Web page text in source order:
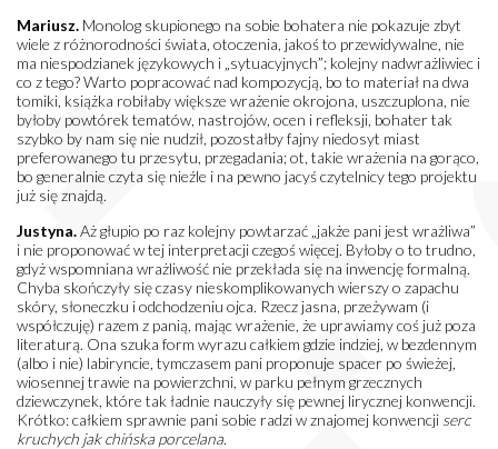
Mariusz. Monolog skupionego na sobie bohatera nie pokazuje zbyt
wiele z różnorodności świata, otoczenia, jakoś to przewidywalne, nie
ma niespodzianek językowych i „sytuacyjnych”; kolejny nadwrażliwiec i
co z tego? Warto popracować nad kompozycją, bo to materiał na dwa
tomiki, książka robiłaby większe wrażenie okrojona, uszczuplona, nie
byłoby powtórek tematów, nastrojów, ocen i refleksji, bohater tak
szybko by nam się nie nudził, pozostałby fajny niedosyt miast
preferowanego tu przesytu, przegadania; ot, takie wrażenia na gorąco,
bo generalnie czyta się nieźle i na pewno jacyś czytelnicy tego projektu
już się znajdą.
Justyna.Aż głupio po raz kolejny powtarzać „jakże pani jest wrażliwa”
i nie proponować w tej interpretacji czegoś więcej. Byłoby o to trudno,
gdyż wspomniana wrażliwość nie przekłada się na inwencję formalną.
Chyba skończyły się czasy nieskomplikowanych wierszy o zapachu
skóry, słoneczku i odchodzeniu ojca. Rzecz jasna, przeżywam (i
współczuję) razem z panią, mając wrażenie, że uprawiamy coś już poza
literaturą. Ona szuka form wyrazu całkiem gdzie indziej, w bezdennym
(albo i nie) labiryncie, tymczasem pani proponuje spacer po świeżej,
wiosennej trawie na powierzchni, w parku pełnym grzecznych
dziewczynek, które tak ładnie nauczyły się pewnej lirycznej konwencji.
Krótko: całkiem sprawnie pani sobie radzi w znajomej konwencji serc
kruchych jak chińska porcelana.